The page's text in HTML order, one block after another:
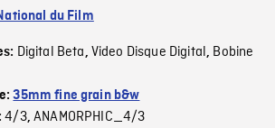
du Film
Digital Beta, Video Disque Digital, Bobine
35mm fine grain b&w
4/3,ANAMORPHIC_4/3